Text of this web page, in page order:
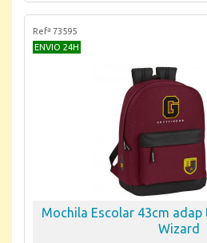
Refª 73595
ENVIO 24H
Mochila Escolar 43cm
Wizard